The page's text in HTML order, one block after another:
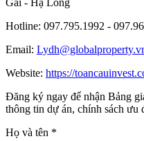
Hotline: 097.795.1992 -
Email:
Website: https://
Đăng ký ngay để nhận Bảng
thông tin dự án, chính sách ưu
Họ và tên *